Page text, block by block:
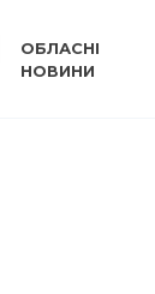
ОБЛАСНІ
НОВИНИ